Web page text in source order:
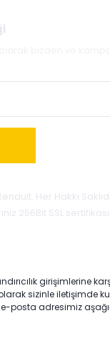
Her Hakkı
256Bit SSL
girişimlerine
sizinle iletişimde
posta adresimiz